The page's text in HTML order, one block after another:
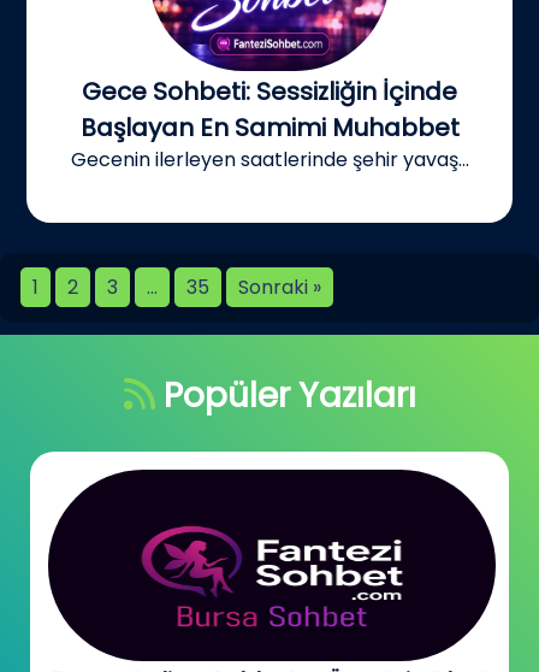
Gece Sohbeti: Sessizliğin İçinde
Başlayan En Samimi Muhabbet
Gecenin ilerleyen saatlerinde şehir yavaş...
1 2 3 … 35 Sonraki »
Popüler Yazıları